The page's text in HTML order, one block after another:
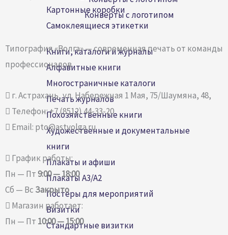
Картонные коробки
Самоклеящиеся этикетки
Книги, каталоги и журналы
Алфавитные книги
Многостраничные каталоги
Печать журналов
Похозяйственные книги
Художественные и документальные
книги
Плакаты и афиши
Плакаты A3/A2
Постеры для мероприятий
Визитки
Стандартные визитки
Конверты с логотипом
Типография «Волга» — современная печать от команды
профессионалов
г. Астрахань, ул. Набережная 1 Мая, 75/Шаумяна, 48,
Телефон: +7 (8512) 44-33-20
Email: pto@astvolga.ru
График работы:
Пн — Пт9:00 — 18:00
Сб — Вс Закрыто
Магазин работает:
Пн — Пт 10:00 — 15:00